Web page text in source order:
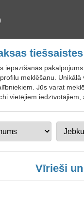
iepazīšanās
meklēšanu.
Jūs varat
vietējiem iedzīvotājiem,
Vīrieši